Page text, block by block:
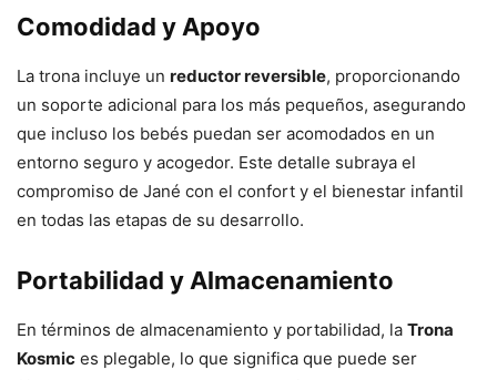
Comodidad y Apoyo
La trona incluye un reductor reversible, proporcionando
un soporte adicional para los más pequeños, asegurando
que incluso los bebés puedan ser acomodados en un
entorno seguro y acogedor. Este detalle subraya el
compromiso de Jané con el confort y el bienestar infantil
en todas las etapas de su desarrollo.
Portabilidad y Almacenamiento
En términos de almacenamiento y portabilidad, la Trona
Kosmic es plegable, lo que significa que puede ser